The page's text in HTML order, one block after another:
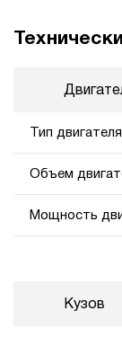
Тип двигателя
Объем
Мощность
Кузов